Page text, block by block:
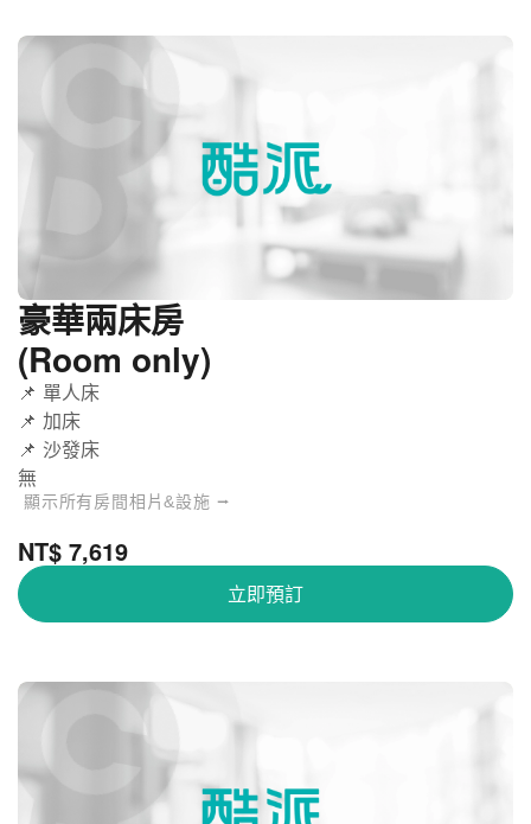
豪華兩床房
(Room only)
📌 單人床
📌 加床
📌 沙發床
無
顯示所有房間相片&設施 ⭢
NT$ 7,619
立即預訂